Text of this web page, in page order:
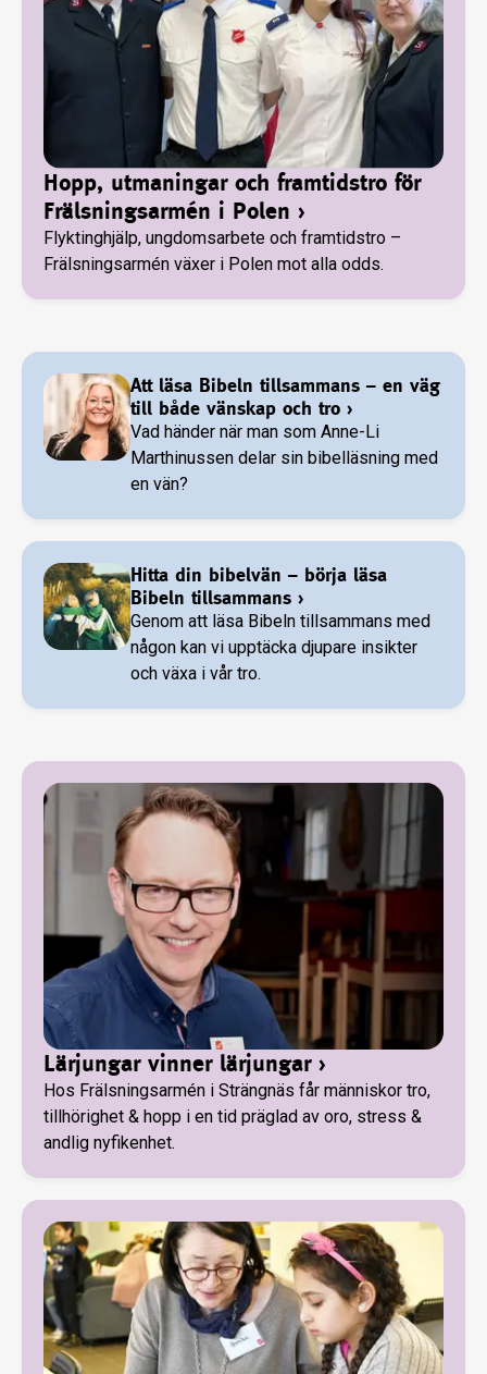
Hopp, utmaningar och framtidstro för
Frälsningsarmén i Polen ›
Flyktinghjälp, ungdomsarbete och framtidstro –
Frälsningsarmén växer i Polen mot alla odds.
Att läsa Bibeln tillsammans – en väg
till både vänskap och tro ›
Vad händer när man som Anne-Li
Marthinussen delar sin bibelläsning med
en vän?
Hitta din bibelvän – börja läsa
Bibeln tillsammans ›
Genom att läsa Bibeln tillsammans med
någon kan vi upptäcka djupare insikter
och växa i vår tro.
Lärjungar vinner lärjungar›
Hos Frälsningsarmén i Strängnäs får människor tro,
tillhörighet & hopp i en tid präglad av oro, stress &
andlig nyfikenhet.